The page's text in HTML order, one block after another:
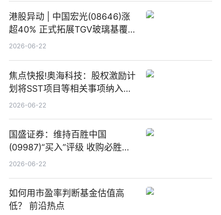
港股异动 | 中国宏光(08646)涨
超40% 正式拓展TGV玻璃基覆铜
板新材料业务
2026-06-22
焦点快报!奥海科技：股权激励计
划将SST项目等相关事项纳入专
项业务发展考核指标
2026-06-22
国盛证券：维持百胜中国
(09987)“买入”评级 收购必胜客
中国增厚利润加速成长 信息
2026-06-22
如何用市盈率判断基金估值高
低？ 前沿热点